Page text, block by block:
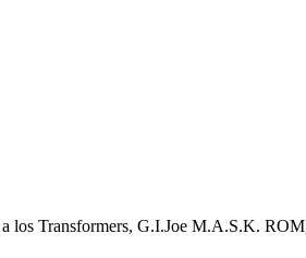
los Transformers, G.I.Joe M.A.S.K.